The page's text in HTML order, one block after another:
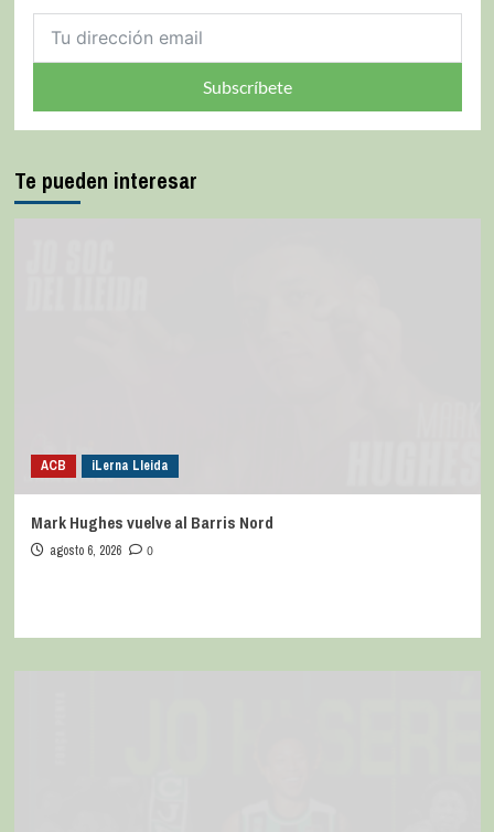
Subscríbete
Te pueden interesar
ACB iLerna Lleida
Mark Hughes vuelve al Barris Nord
agosto 6, 2026 0